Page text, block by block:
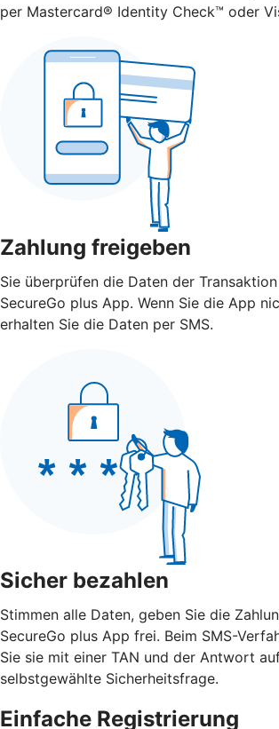
per Mastercard® Identity Check™ oder
Zahlung freigeben
Sie überprüfen die Daten der
SecureGo plus App. Wenn Sie die App
erhalten Sie die Daten per SMS.
Sicher bezahlen
Stimmen alle Daten, geben Sie die
SecureGo plus App frei. Beim SMS-
Sie sie mit einer TAN und der Antwort
selbstgewählte Sicherheitsfrage.
Einfache Registrierung